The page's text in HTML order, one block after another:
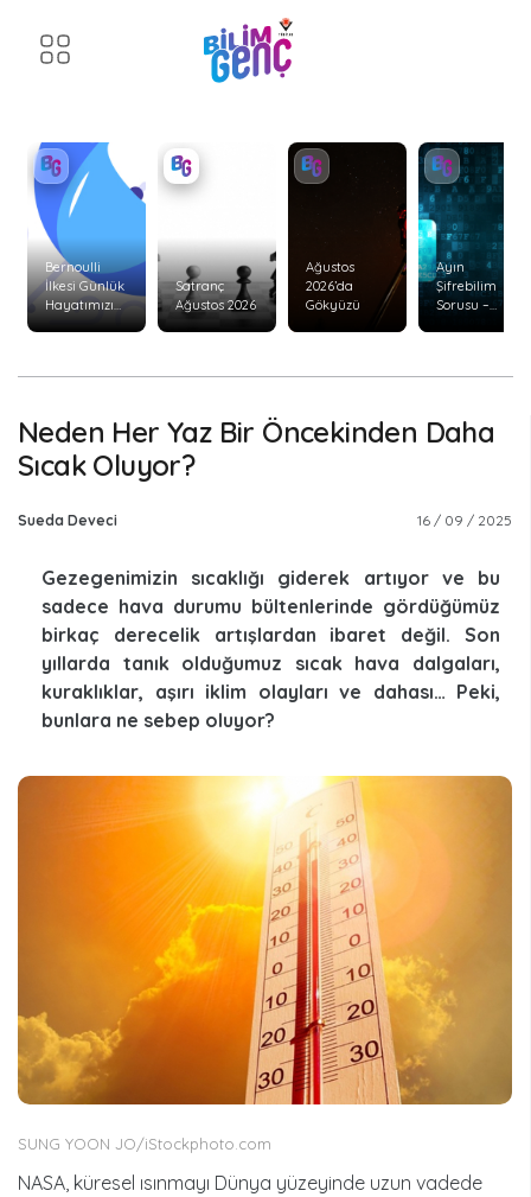
Bernoulli
İlkesi Günlük
Hayatımızı
Nasıl Etkiler?
Satranç
Ağustos 2026
Ağustos
2026’da
Gökyüzü
Ayın
Şifrebilim
Sorusu –
Neden Her Yaz Bir Öncekinden Daha
Sıcak Oluyor?
Sueda Deveci 16 / 09 / 2025
Gezegenimizin sıcaklığı giderek artıyor ve bu
sadece hava durumu bültenlerinde gördüğümüz
birkaç derecelik artışlardan ibaret değil. Son
yıllarda tanık olduğumuz sıcak hava dalgaları,
kuraklıklar, aşırı iklim olayları ve dahası… Peki,
bunlara ne sebep oluyor?
SUNG YOON JO/iStockphoto.com
NASA, küresel ısınmayı Dünya yüzeyinde uzun vadede